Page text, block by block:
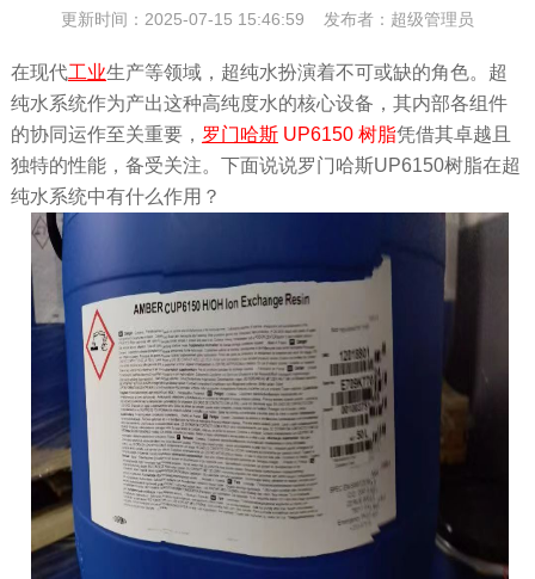
更新时间：2025-07-15 15:46:59 发布者：超级管理员
在现代工业生产等领域，超纯水扮演着不可或缺的角色。超
纯水系统作为产出这种高纯度水的核心设备，其内部各组件
的协同运作至关重要， 罗门哈斯UP6150 树脂凭借其卓越且
独特的性能，备受关注。下面说说罗门哈斯UP6150树脂在超
纯水系统中有什么作用？